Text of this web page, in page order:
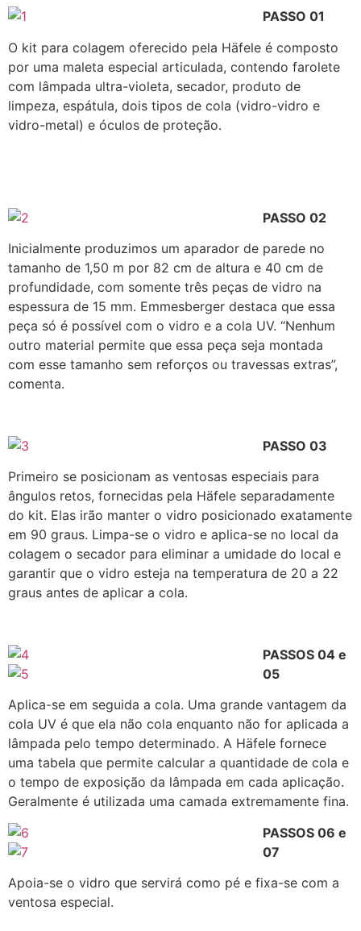
PASSO 01
O kit para colagem oferecido pela Häfele é composto
por uma maleta especial articulada, contendo farolete
com lâmpada ultra-violeta, secador, produto de
limpeza, espátula, dois tipos de cola (vidro-vidro e
vidro-metal) e óculos de proteção.
PASSO 02
Inicialmente produzimos um aparador de parede no
tamanho de 1,50 m por 82 cm de altura e 40 cm de
profundidade, com somente três peças de vidro na
espessura de 15 mm. Emmesberger destaca que essa
peça só é possível com o vidro e a cola UV. “Nenhum
outro material permite que essa peça seja montada
com esse tamanho sem reforços ou travessas extras”,
comenta.
PASSO 03
Primeiro se posicionam as ventosas especiais para
ângulos retos, fornecidas pela Häfele separadamente
do kit. Elas irão manter o vidro posicionado exatamente
em 90 graus. Limpa-se o vidro e aplica-se no local da
colagem o secador para eliminar a umidade do local e
garantir que o vidro esteja na temperatura de 20 a 22
graus antes de aplicar a cola.
PASSOS 04 e
05
Aplica-se em seguida a cola. Uma grande vantagem da
cola UV é que ela não cola enquanto não for aplicada a
lâmpada pelo tempo determinado. A Häfele fornece
uma tabela que permite calcular a quantidade de cola e
o tempo de exposição da lâmpada em cada aplicação.
Geralmente é utilizada uma camada extremamente fina.
PASSOS 06 e
07
Apoia-se o vidro que servirá como pé e fixa-se com a
ventosa especial.